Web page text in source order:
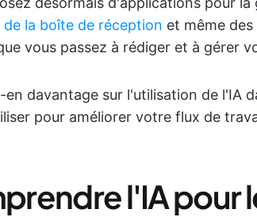
de la boîte de réception et même
vous passez à rédiger et à gérer
en davantage sur l'utilisation de l'IA
pour améliorer votre flux de
l'IA pour